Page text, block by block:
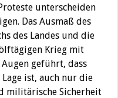
unterscheiden
Das Ausmaß des
des Landes und die
Krieg mit
geführt, dass
ist, auch nur die
militärische Sicherheit